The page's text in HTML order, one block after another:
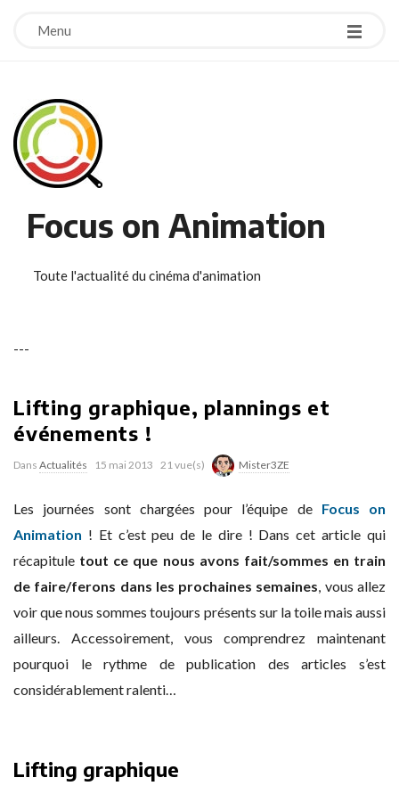
Menu
Focus on Animation
Toute l'actualité du cinéma d'animation
---
Lifting graphique, plannings et
événements !
Dans Actualités 15 mai 2013 21 vue(s) Mister3ZE
Les journées sont chargées pour l’équipe de Focus on
Animation ! Et c’est peu de le dire ! Dans cet article qui
récapitule tout ce que nous avons fait/sommes en train
de faire/ferons dans les prochaines semaines, vous allez
voir que nous sommes toujours présents sur la toile mais aussi
ailleurs. Accessoirement, vous comprendrez maintenant
pourquoi le rythme de publication des articles s’est
considérablement ralenti…
Lifting graphique